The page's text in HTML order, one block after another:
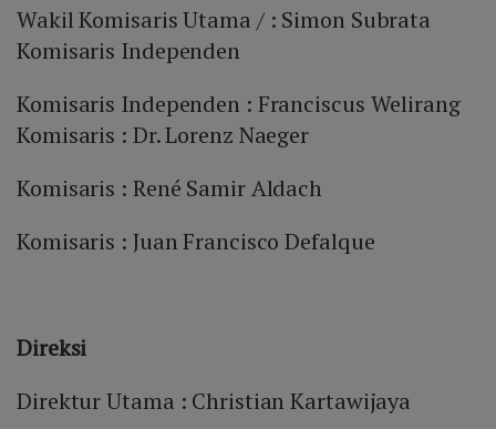
Wakil Komisaris Utama / : Simon Subrata
Komisaris Independen
Komisaris Independen : Franciscus Welirang
Komisaris : Dr. Lorenz Naeger
Komisaris : René Samir Aldach
Komisaris : Juan Francisco Defalque
Direksi
Direktur Utama : Christian Kartawijaya